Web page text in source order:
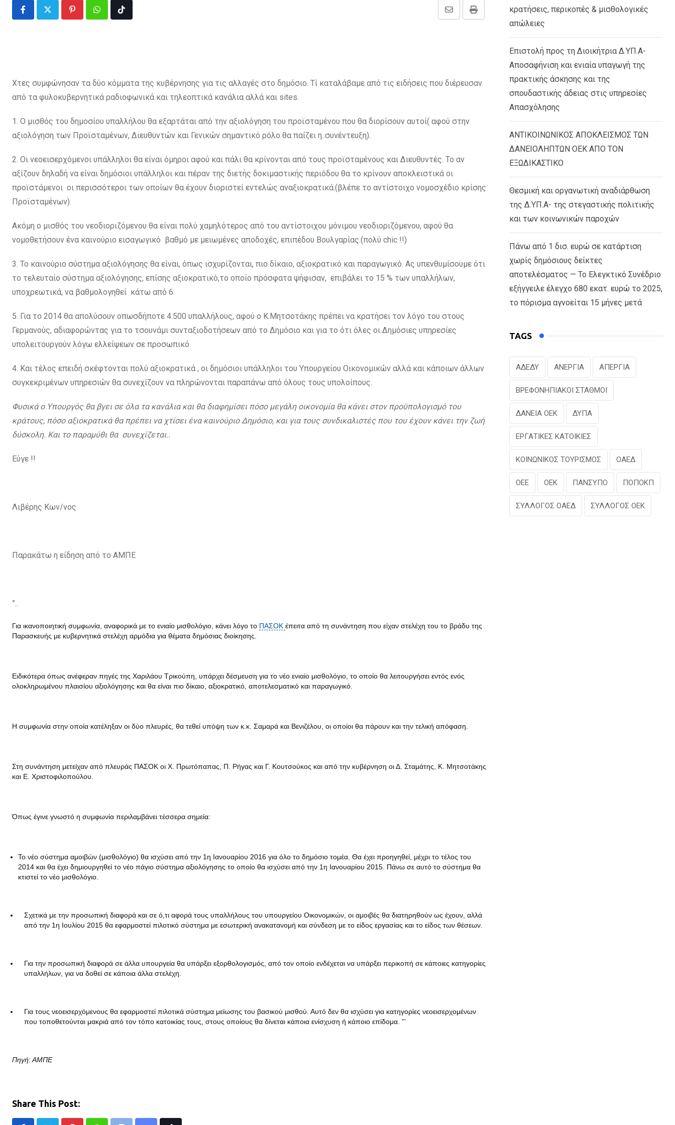
PinterestWhatsapp Print
Share
Tiktok
Χτες συμφώνησαν τα δύο κόμματα της κυβέρνησης για τις αλλαγές στο δημόσιο. Τί καταλάβαμε από τις ειδήσεις που διέρευσαν
από τα φυλοκυβερνητικά ραδιοφωνικά και τηλεοπτικά κανάλια αλλά και sites.
1. Ο μισθός του δημοσίου υπαλλήλου θα εξαρτάται από την αξιολόγηση του προϊσταμένου που θα διορίσουν αυτοί( αφού στην
αξιολόγηση των Προϊσταμένων, Διευθυντών και Γενικών σημαντικό ρόλο θα παίζει η..συνέντευξη).
2. Οι νεοεισερχόμενοι υπάλληλοι θα είναι όμηροι αφού και πάλι θα κρίνονται από τους προϊσταμένους και Διευθυντές. Το αν
αξίζουν δηλαδή να είναι δημόσιοι υπάλληλοι και πέραν της διετής δοκιμαστικής περιόδου θα το κρίνουν αποκλειστικά οι
προϊστάμενοι οι περισσότεροι των οποίων θα έχουν διοριστεί εντελώς αναξιοκρατικά.(βλέπε το αντίστοιχο νομοσχέδιο κρίσης
Προϊσταμένων).
Ακόμη ο μισθός του νεοδιοριζόμενου θα είναι πολύ χαμηλότερος από του αντίστοιχου μόνιμου νεοδιοριζόμενου, αφού θα
νομοθετήσουν ένα καινούριο εισαγωγικό βαθμό με μειωμένες αποδοχές, επιπέδου Βουλγαρίας.(πολύ chic !!)
3. Το καινούριο σύστημα αξιολόγησης θα είναι, όπως ισχυρίζονται, πιο δίκαιο, αξιοκρατικό και παραγωγικό. Ας υπενθυμίσουμε ότι
το τελευταίο σύστημα αξιολόγησης, επίσης αξιοκρατικό,το οποίο πρόσφατα ψήφισαν, επιβάλει το 15 % των υπαλλήλων,
υποχρεωτικά, να βαθμολογηθεί κάτω από 6.
5. Για το 2014 θα απολύσουν οπωσδήποτε 4.500 υπαλλήλους, αφού ο Κ.Μητσοτάκης πρέπει να κρατήσει τον λόγο του στους
Γερμανούς, αδιαφορώντας για το τσουνάμι συνταξιοδοτήσεων από το Δημόσιο και για το ότι όλες οι Δημόσιες υπηρεσίες
υπολειτουργούν λόγω ελλείψεων σε προσωπικό.
4. Και τέλος επειδή σκέφτονται πολύ αξιοκρατικά , οι δημόσιοι υπάλληλοι του Υπουργείου Οικονομικών αλλά και κάποιων άλλων
συγκεκριμένων υπηρεσιών θα συνεχίζουν να πληρώνονται παραπάνω από όλους τους υπολοίπους.
Φυσικά ο Υπουργός θα βγει σε όλα τα κανάλια και θα διαφημίσει πόσο μεγάλη οικονομία θα κάνει στον προϋπολογισμό του
κράτους, πόσο αξιοκρατικά θα πρέπει να χτίσει ένα καινούριο Δημόσιο, και για τους συνδικαλιστές που του έχουν κάνει την ζωή
δύσκολη. Και το παραμύθι θα συνεχίζεται..
Εύγε !!
Λιβέρης Κων/νος
Παρακάτω η είδηση από το ΑΜΠΕ
”..
Για ικανοποιητική συμφωνία, αναφορικά με το ενιαίο μισθολόγιο, κάνει λόγο το ΠΑΣΟΚ έπειτα από τη συνάντηση που είχαν στελέχη του το βράδυ της
Παρασκευής με κυβερνητικά στελέχη αρμόδια για θέματα δημόσιας διοίκησης.
Ειδικότερα όπως ανέφεραν πηγές της Χαριλάου Τρικούπη, υπάρχει δέσμευση για το νέο ενιαίο μισθολόγιο, το οποίο θα λειτουργήσει εντός ενός
ολοκληρωμένου πλαισίου αξιολόγησης και θα είναι πιο δίκαιο, αξιοκρατικό, αποτελεσματικό και παραγωγικό.
Η συμφωνία στην οποία κατέληξαν οι δύο πλευρές, θα τεθεί υπόψη των κ.κ. Σαμαρά και Βενιζέλου, οι οποίοι θα πάρουν και την τελική απόφαση.
Στη συνάντηση μετείχαν από πλευράς ΠΑΣΟΚ οι Χ. Πρωτόπαπας, Π. Ρήγας και Γ. Κουτσούκος και από την κυβέρνηση οι Δ. Σταμάτης, Κ. Μητσοτάκης
και Ε. Χριστοφιλοπούλου.
Όπως έγινε γνωστό η συμφωνία περιλαμβάνει τέσσερα σημεία:
Το νέο σύστημα αμοιβών (μισθολόγιο) θα ισχύσει από την 1η Ιανουαρίου 2016 για όλο το δημόσιο τομέα. Θα έχει προηγηθεί, μέχρι το τέλος του
2014 και θα έχει δημιουργηθεί το νέο πάγιο σύστημα αξιολόγησης το οποίο θα ισχύσει από την 1η Ιανουαρίου 2015. Πάνω σε αυτό το σύστημα θα
κτιστεί το νέο μισθολόγιο.
Σχετικά με την προσωπική διαφορά και σε ό,τι αφορά τους υπαλλήλους του υπουργείου Οικονομικών, οι αμοιβές θα διατηρηθούν ως έχουν, αλλά
από την 1η Ιουλίου 2015 θα εφαρμοστεί πιλοτικό σύστημα με εσωτερική ανακατανομή και σύνδεση με το είδος εργασίας και το είδος των θέσεων.
Για την προσωπική διαφορά σε άλλα υπουργεία θα υπάρξει εξορθολογισμός, από τον οποίο ενδέχεται να υπάρξει περικοπή σε κάποιες κατηγορίες
υπαλλήλων, για να δοθεί σε κάποια άλλα στελέχη.
Για τους νεοεισερχόμενους θα εφαρμοστεί πιλοτικά σύστημα μείωσης του βασικού μισθού. Αυτό δεν θα ισχύσει για κατηγορίες νεοεισερχομένων
που τοποθετούνται μακριά από τον τόπο κατοικίας τους, στους οποίους θα δίνεται κάποια ενίσχυση ή κάποιο επίδομα. ”’
Πηγή: ΑΜΠΕ
Share This Post:
κρατήσεις, περικοπές & μισθολογικές
απώλειες
Επιστολή προς τη Διοικήτρια Δ.ΥΠ.Α-
Αποσαφήνιση και ενιαία υπαγωγή της
πρακτικής άσκησης και της
σπουδαστικής άδειας στις υπηρεσίες
Απασχόλησης
ΑΝΤΙΚΟΙΝΩΝΙΚΟΣ ΑΠΟΚΛΕΙΣΜΟΣ ΤΩΝ
ΔΑΝΕΙΟΛΗΠΤΩΝ ΟΕΚ ΑΠΟ ΤΟΝ
ΕΞΩΔΙΚΑΣΤΙΚΟ
Θεσμική και οργανωτική αναδιάρθωση
της Δ.ΥΠ.Α- της στεγαστικής πολιτικής
και των κοινωνικών παροχών
Πάνω από 1 δισ. ευρώ σε κατάρτιση
χωρίς δημόσιους δείκτες
αποτελέσματος — Το Ελεγκτικό Συνέδριο
εξήγγειλε έλεγχο 680 εκατ. ευρώ το 2025,
το πόρισμα αγνοείται 15 μήνες μετά
TAGS
ΑΔΕΔΥ ΑΝΕΡΓΙΑ ΑΠΕΡΓΙΑ
ΒΡΕΦΟΝΗΠΙΑΚΟΙ ΣΤΑΘΜΟΙ
ΔΑΝΕΙΑ ΟΕΚ ΔΥΠΑ
ΕΡΓΑΤΙΚΕΣ ΚΑΤΟΙΚΙΕΣ
ΚΟΙΝΩΝΙΚΟΣ ΤΟΥΡΙΣΜΟΣ ΟΑΕΔ
ΟΕΕ ΟΕΚ ΠΑΝΣΥΠΟ ΠΟΠΟΚΠ
ΣΥΛΛΟΓΟΣ ΟΑΕΔ ΣΥΛΛΟΓΟΣ ΟΕΚ